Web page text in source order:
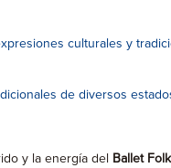
culturales y
de diversos
y la energía del
Ballet